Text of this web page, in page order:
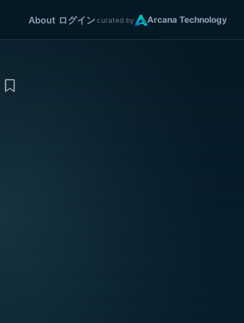
About ログインcurated by Arcana Technology